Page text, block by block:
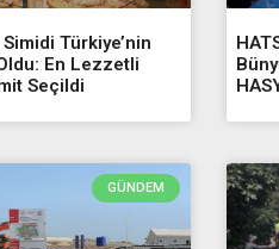
Türkiye’nin
En Lezzetli
Seçildi
GÜNDEM